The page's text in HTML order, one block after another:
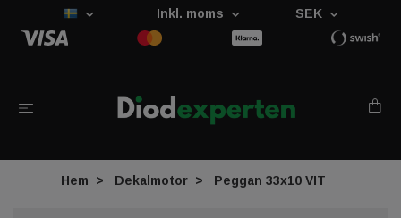
Inkl. moms SEK
Hem Dekalmotor Peggan 33x10 VIT